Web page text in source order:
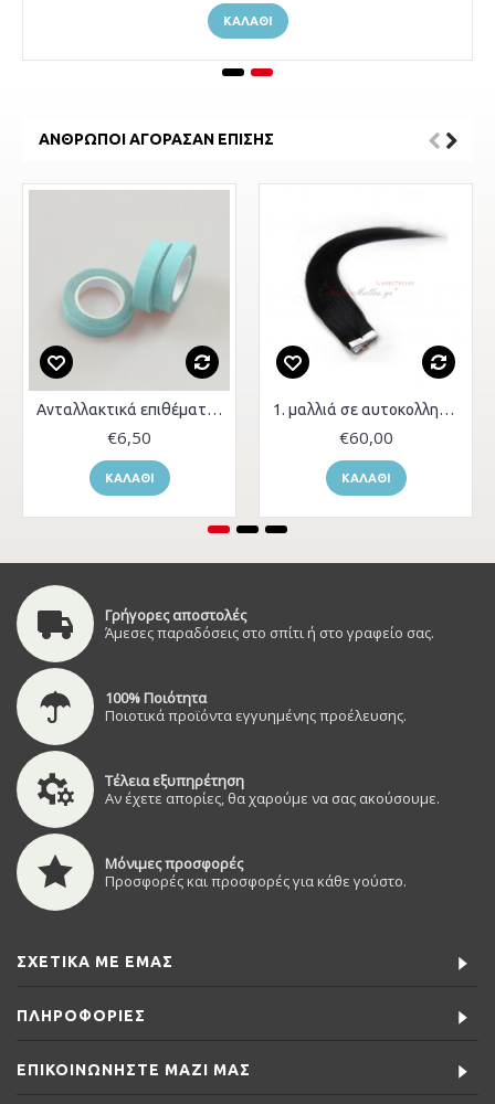
ΚΑΛΆΘΙ
ΆΝΘΡΩΠΟΙ ΑΓΌΡΑΣΑΝ ΕΠΊΣΗΣ
Ανταλλακτικά επιθέματα με αυτοκόλλητ
€6,50
ΚΑΛΆΘΙ
1. μαλλιά σε αυτοκολλητά - 65 εκ.
€60,00
ΚΑΛΆΘΙ
Γρήγορες αποστολές
Άμεσες παραδόσεις στο σπίτι ή στο γραφείο σας.
100% Ποιότητα
Ποιοτικά προϊόντα εγγυημένης προέλευσης.
Τέλεια εξυπηρέτηση
Αν έχετε απορίες, θα χαρούμε να σας ακούσουμε.
Μόνιμες προσφορές
Προσφορές και προσφορές για κάθε γούστο.
ΣΧΕΤΙΚΆ ΜΕ ΕΜΆΣ
ΠΛΗΡΟΦΟΡΊΕΣ
ΕΠΙΚΟΙΝΩΝΉΣΤΕ ΜΑΖΊ ΜΑΣ